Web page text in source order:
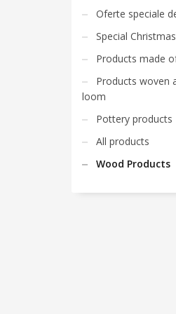
Oferte speciale
Special
Products made
Products woven
loom
Pottery products
All products
Wood Products